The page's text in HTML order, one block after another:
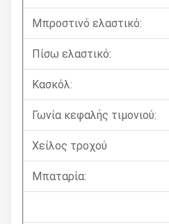
Μπροστινό ελαστικό:
Πίσω ελαστικό:
Κασκόλ:
Γωνία κεφαλής τιμονιού:
Χείλος τροχού
Μπαταρία: